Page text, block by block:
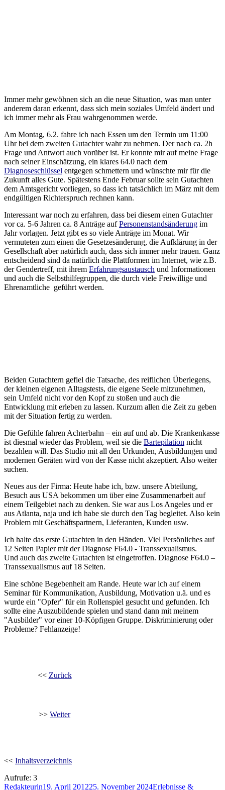
Immer mehr gewöhnen sich an die neue Situation, was man unter
anderem daran erkennt, dass sich mein soziales Umfeld ändert und
ich immer mehr als Frau wahrgenommen werde.
Am Montag, 6.2. fahre ich nach Essen um den Termin um 11:00
Uhr bei dem zweiten Gutachter wahr zu nehmen. Der nach ca. 2h
Frage und Antwort auch vorüber ist. Er konnte mir auf meine Frage
nach seiner Einschätzung, ein klares 64.0 nach dem
Diagnoseschlüssel entgegen schmettern und wünschte mir für die
Zukunft alles Gute. Spätestens Ende Februar sollte sein Gutachten
dem Amtsgericht vorliegen, so dass ich tatsächlich im März mit dem
endgültigen Richterspruch rechnen kann.
Interessant war noch zu erfahren, dass bei diesem einen Gutachter
vor ca. 5-6 Jahren ca. 8 Anträge aufPersonenstandsänderung im
Jahr vorlagen. Jetzt gibt es so viele Anträge im Monat. Wir
vermuteten zum einen die Gesetzesänderung, die Aufklärung in der
Gesellschaft aber natürlich auch, dass sich immer mehr trauen. Ganz
entscheidend sind da natürlich die Plattformen im Internet, wie z.B.
der Gendertreff, mit ihrem Erfahrungsaustausch und Informationen
und auch die Selbsthilfegruppen, die durch viele Freiwillige und
Ehrenamtliche geführt werden.
Beiden Gutachtern gefiel die Tatsache, des reiflichen Überlegens,
der kleinen eigenen Alltagstests, die eigene Seele mitzunehmen,
sein Umfeld nicht vor den Kopf zu stoßen und auch die
Entwicklung mit erleben zu lassen. Kurzum allen die Zeit zu geben
mit der Situation fertig zu werden.
Die Gefühle fahren Achterbahn – ein auf und ab. Die Krankenkasse
ist diesmal wieder das Problem, weil sie die Bartepilation nicht
bezahlen will. Das Studio mit all den Urkunden, Ausbildungen und
modernen Geräten wird von der Kasse nicht akzeptiert. Also weiter
suchen.
Neues aus der Firma: Heute habe ich, bzw. unsere Abteilung,
Besuch aus USA bekommen um über eine Zusammenarbeit auf
einem Teilgebiet nach zu denken. Sie war aus Los Angeles und er
aus Atlanta, naja und ich habe sie durch den Tag begleitet. Also kein
Problem mit Geschäftspartnern, Lieferanten, Kunden usw.
Ich halte das erste Gutachten in den Händen. Viel Persönliches auf
12 Seiten Papier mit der Diagnose F64.0 - Transsexualismus.
Und auch das zweite Gutachten ist eingetroffen. Diagnose F64.0 –
Transsexualismus auf 18 Seiten.
Eine schöne Begebenheit am Rande. Heute war ich auf einem
Seminar für Kommunikation, Ausbildung, Motivation u.ä. und es
wurde ein "Opfer" für ein Rollenspiel gesucht und gefunden. Ich
sollte eine Auszubildende spielen und stand dann mit meinem
"Ausbilder" vor einer 10-Köpfigen Gruppe. Diskriminierung oder
Probleme? Fehlanzeige!
<< Zurück
>> Weiter
<< Inhaltsverzeichnis
Aufrufe: 3
Autor
RedakteurinVeröffentlicht
19. April 201225. November 2024Kategorien
Erlebnisse &